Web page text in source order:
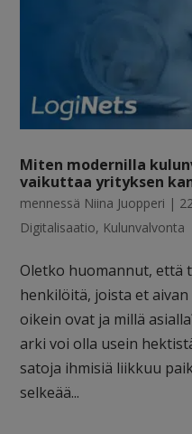
Miten modernilla
vaikuttaa yrityksen
mennessä Niina Juopperi |
Digitalisaatio, Kulunvalvonta
Oletko huomannut, että
henkilöitä, joista et
oikein ovat ja millä
arki voi olla usein
satoja ihmisiä liikkuu
selkeää...